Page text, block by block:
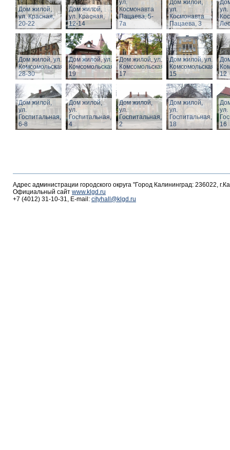
Дом жилой,
ул. Красная,
20-22
Дом жилой,
ул. Красная,
12-14
ул.
Космонавта
Пацаева, 5-
7а
Дом жилой,
ул.
Космонавта
Пацаева, 3
ул.
Дом жилой, ул.
Комсомольская,
28-30
Дом жилой, ул.
Комсомольская,
19
Дом жилой, ул.
Комсомольская,
17
Дом жилой, ул.
Комсомольская,
15
12
Дом жилой,
ул.
Госпитальная,
6-8
Дом жилой,
ул.
Госпитальная,
4
Дом жилой,
ул.
Госпитальная,
2
Дом жилой,
ул.
Госпитальная,
18
ул.
16
Адрес администрации городского округа "Город Калининград: 236022,
Официальный сайт www.klgd.ru
+7 (4012) 31-10-31, E-mail: cityhall@klgd.ru